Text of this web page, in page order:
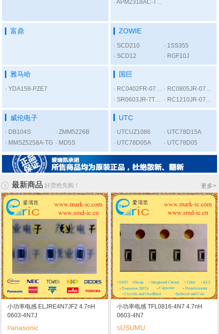
APM2318AC-TRL
富鼎 ZOWIE
SCD210
1SS355
SCD12
RGF10J
雅马哈
YDA158-PZE7
国巨
RC0402FR-07300RL
RC0805JR-075K6L
SR0603JR-7T1KL
RC1210JR-0756RL
威伦电子
DB104S
ZMM5226B
MMSZ5258A-TG
MD5S
UTC
UTCUZ1086
UTC78D15A
UTC78D05A
UTC78D05
更多>
最新商品 好货抢先购！
小功率电感 ELJRE4N7JF2 4.7nH
0603-4N7J
Panasonic
小功率电感 TFL0816-4N7 4.7nH
0603-4N7
SUSUMU